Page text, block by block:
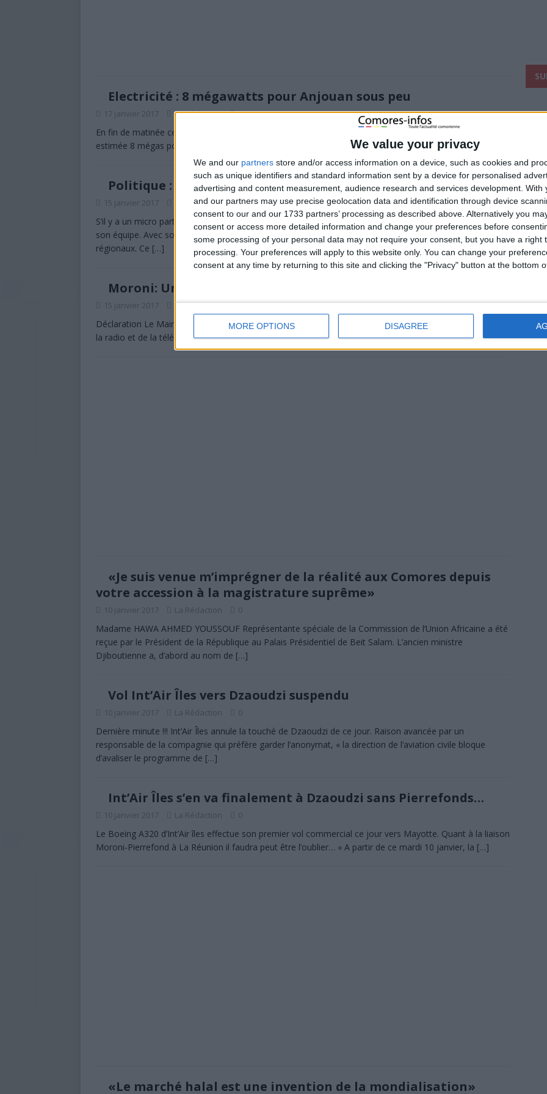
We value your privacy
We and our partners store and/or access information on a device, such as cookies and
such as unique identifiers and standard information sent by a device for personalised
advertising and content measurement, audience research and services development. With
and our partners may use precise geolocation data and identification through device
consent to our and our 1733 partners’ processing as described above. Alternatively you
consent or access more detailed information and change your preferences before
some processing of your personal data may not require your consent, but you have a right
processing. Your preferences will apply to this website only. You can change your
consent at any time by returning to this site and clicking the "Privacy" button at the bottom
MORE OPTIONS DISAGREE
Electricité : 8 mégawatts pour Anjouan sous peu
17 janvier 2017 La Rédaction 0
En fin de matinée ce mardi un cargo saoudien a débarqué un lot de matériel pour une centrale électrique
estimée 8 mégas pour l’île d’Anjouan. Ce qui mettra fin à plusieurs mois de calvaire et […]
Politique : SOMA ne reconnait pas la limitation des partis
15 janvier 2017 La Rédaction 0
S’il y a un micro parti qui ignore la loi des limitations des partis politiques, c’est l’ex-gouverneur Anissi et
son équipe. Avec son parti « SOMA », le Mouha’fidh procèderait actuellement à l’installation des cellules
régionaux. Ce […]
Moroni: Un collectif des jeunes contre les propos du Maire.
15 janvier 2017 La Rédaction 1
Déclaration Le Maire par intérim de Moroni a tenu des propos déplacés et maladroits sur les ondes de
la radio et de la télévision RFO Mayotte. Quant le Maire par intérim de Moroni déclare que[…]
«Je suis venue m’imprégner de la réalité aux Comores depuis
votre accession à la magistrature suprême»
10 janvier 2017 La Rédaction 0
Madame HAWA AHMED YOUSSOUF Représentante spéciale de la Commission de l’Union Africaine a été
reçue par le Président de la République au Palais Présidentiel de Beit Salam. L’ancien ministre
Djiboutienne a, d’abord au nom de […]
Vol Int’Air Îles vers Dzaoudzi suspendu
10 janvier 2017 La Rédaction 0
Dernière minute !!! Int’Air Îles annule la touché de Dzaoudzi de ce jour. Raison avancée par un
responsable de la compagnie qui préfère garder l’anonymat, « la direction de l’aviation civile bloque
d’avaliser le programme de […]
Int’Air Îles s’en va finalement à Dzaoudzi sans Pierrefonds…
10 janvier 2017 La Rédaction 0
Le Boeing A320 d’Int’Air îles effectue son premier vol commercial ce jour vers Mayotte. Quant à la liaison
Moroni-Pierrefond à La Réunion il faudra peut être l’oublier… « A partir de ce mardi 10 janvier, la […]
«Le marché halal est une invention de la mondialisation»